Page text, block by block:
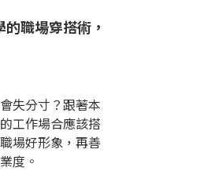
職場穿搭術，
失分寸？跟著本
工作場合應該搭
場好形象，再善
度。